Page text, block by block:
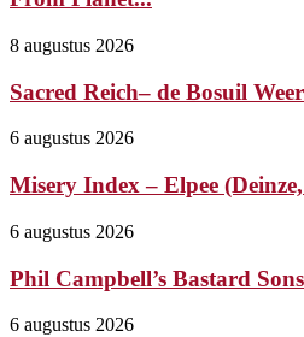
8 augustus 2026
Sacred Reich– de Bosuil
6 augustus 2026
Misery Index – Elpee
6 augustus 2026
Phil Campbell’s Bastard
6 augustus 2026